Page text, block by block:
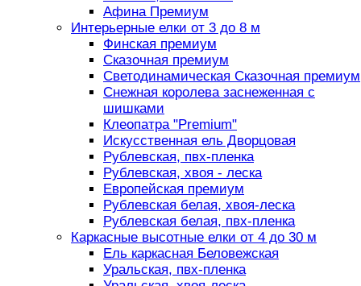
Афина Премиум
Интерьерные елки от 3 до 8 м
Финская премиум
Сказочная премиум
Светодинамическая Сказочная премиум
Снежная королева заснеженная с
шишками
Клеопатра "Premium"
Искусственная ель Дворцовая
Рублевская, пвх-пленка
Рублевская, хвоя - леска
Европейская премиум
Рублевская белая, хвоя-леска
Рублевская белая, пвх-пленка
Каркасные высотные елки от 4 до 30 м
Ель каркасная Беловежская
Уральская, пвх-пленка